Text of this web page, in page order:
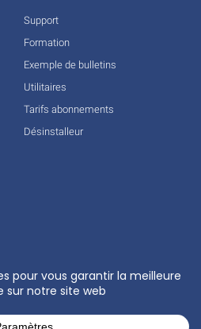
Support
Formation
Exemple de bulletins
Utilitaires
Tarifs abonnements
Désinstalleur